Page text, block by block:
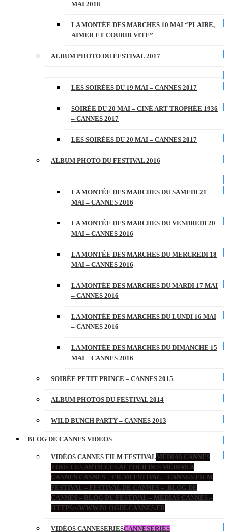
MAI 2018
LA MONTÉE DES MARCHES 10 MAI “PLAIRE,
AIMER ET COURIR VITE”
ALBUM PHOTO DU FESTIVAL 2017
LES SOIRÉES DU 19 MAI – CANNES 2017
SOIRÉE DU 20 MAI – CINÉ ART TROPHÉE 1936
– CANNES 2017
LES SOIRÉES DU 20 MAI – CANNES 2017
ALBUM PHOTO DU FESTIVAL 2016
LA MONTÉE DES MARCHES DU SAMEDI 21
MAI – CANNES 2016
LA MONTÉE DES MARCHES DU VENDREDI 20
MAI – CANNES 2016
LA MONTÉE DES MARCHES DU MERCREDI 18
MAI – CANNES 2016
LA MONTÉE DES MARCHES DU MARDI 17 MAI
– CANNES 2016
LA MONTÉE DES MARCHES DU LUNDI 16 MAI
– CANNES 2016
LA MONTÉE DES MARCHES DU DIMANCHE 15
MAI – CANNES 2016
SOIRÉE PETIT PRINCE – CANNES 2015
ALBUM PHOTOS DU FESTIVAL 2014
WILD BUNCH PARTY – CANNES 2013
BLOG DE CANNES VIDEOS
VIDÉOS CANNES FILM FESTIVALMÉDIAS CANNES
TOUS LES ARTICLES AUTOUR DES MÉDIAS À
CANNES CANNES – FILMFESTIVAL – CANNES FILM
FESTIVAL – FESTIVAL DE CANNES – BLOG DE
CANNES – BLOG DU FESTIVAL – MEDIAS CANNES –
HTTPS://WWW.BLOGDECANNES.FR
VIDÉOS CANNESERIESCANNESERIES